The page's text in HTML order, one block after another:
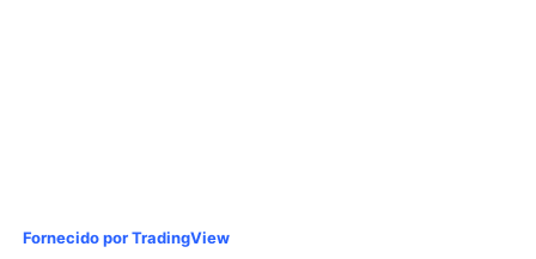
Fornecido por TradingView